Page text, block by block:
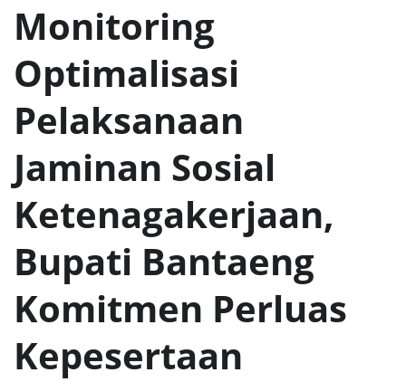
Monitoring
Optimalisasi
Pelaksanaan
Jaminan Sosial
Ketenagakerjaan,
Bupati Bantaeng
Komitmen Perluas
Kepesertaan